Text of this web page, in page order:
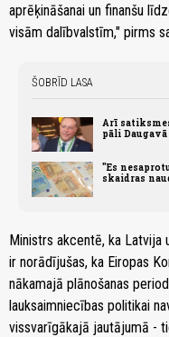
aprēķināšanai un finanšu
visām dalībvalstīm," pirms
ŠOBRĪD LASA
Arī
pāli Daugavā
"Es
skaidras
Ministrs akcentē, ka Latvija
ir norādījušas, ka Eiropas
nākamajā plānošanas
lauksaimniecības politikai
vissvarīgākajā jautājumā -